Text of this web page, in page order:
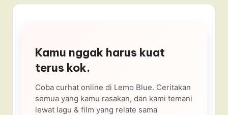
Kamu nggak harus kuat
terus kok.
Coba curhat online di Lemo Blue. Ceritakan
semua yang kamu rasakan, dan kami temani
lewat lagu & film yang relate sama